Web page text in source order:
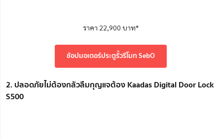
ราคา 22,900 บาท*
ช้อปมอเตอร์ประตูรั้วรีโมท SebO
2. ปลอดภัยไม่ต้องกลัวลืมกุญแจต้อง Kaadas Digital Door Lock
S500